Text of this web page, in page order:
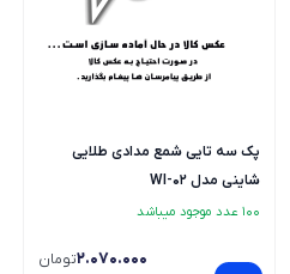
پک سه تایی شمع مدادی طلایی
شاینی مدل WI-02
100 عدد موجود میباشد
2.070.000تومان